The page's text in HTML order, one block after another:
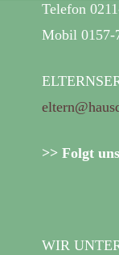
Telefon
Mobil 0157-
>> Folgt
WIR